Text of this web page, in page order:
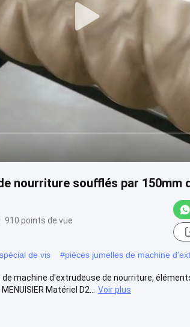
nourriture soufflés par 150mm
910 points de vue
de vis #pièces jumelles de machine
machine d'extrudeuse de nourriture,
Matériel D2...
Voir plus